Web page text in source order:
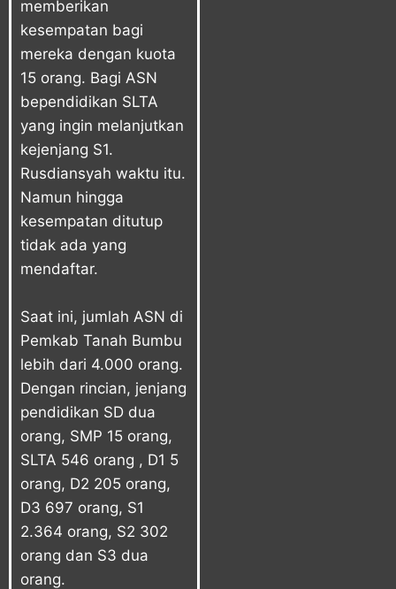
memberikan
kesempatan bagi
mereka dengan kuota
15 orang. Bagi ASN
bependidikan SLTA
yang ingin melanjutkan
kejenjang S1.
Rusdiansyah waktu itu.
Namun hingga
kesempatan ditutup
tidak ada yang
mendaftar.
Saat ini, jumlah ASN di
Pemkab Tanah Bumbu
lebih dari 4.000 orang.
Dengan rincian, jenjang
pendidikan SD dua
orang, SMP 15 orang,
SLTA 546 orang , D1 5
orang, D2 205 orang,
D3 697 orang, S1
2.364 orang, S2 302
orang dan S3 dua
orang.